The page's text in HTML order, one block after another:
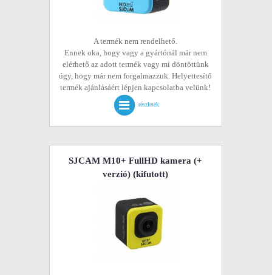
A termék nem rendelhető.
Ennek oka, hogy vagy a gyártónál már nem
elérhető az adott termék vagy mi döntöttünk
úgy, hogy már nem forgalmazzuk. Helyettesítő
termék ajánlásáért lépjen kapcsolatba velünk!
részletek
SJCAM M10+ FullHD kamera (+
verzió) (kifutott)